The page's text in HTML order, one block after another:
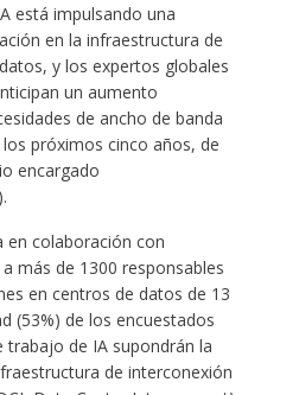
está impulsando una
en la infraestructura de
y los expertos globales
un aumento
de ancho de banda
próximos cinco años, de
encargado
en colaboración con
más de 1300 responsables
en centros de datos de 13
(53%) de los encuestados
trabajo de IA supondrán la
de interconexión